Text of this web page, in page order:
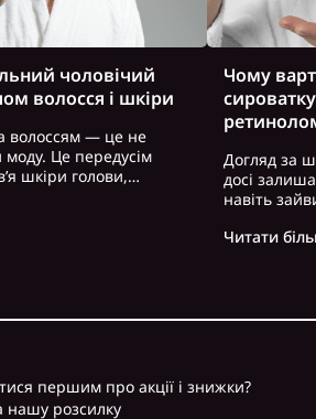
чоловічий
волосся і шкіри
волоссям — це не
Це передусім
шкіри голови,
які часто
Чому
Догляд за
досі
навіть
косметику.
Читати
першим про акції і знижки?
нашу розсилку